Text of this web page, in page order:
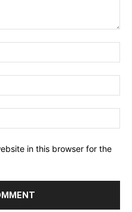
in this browser for the